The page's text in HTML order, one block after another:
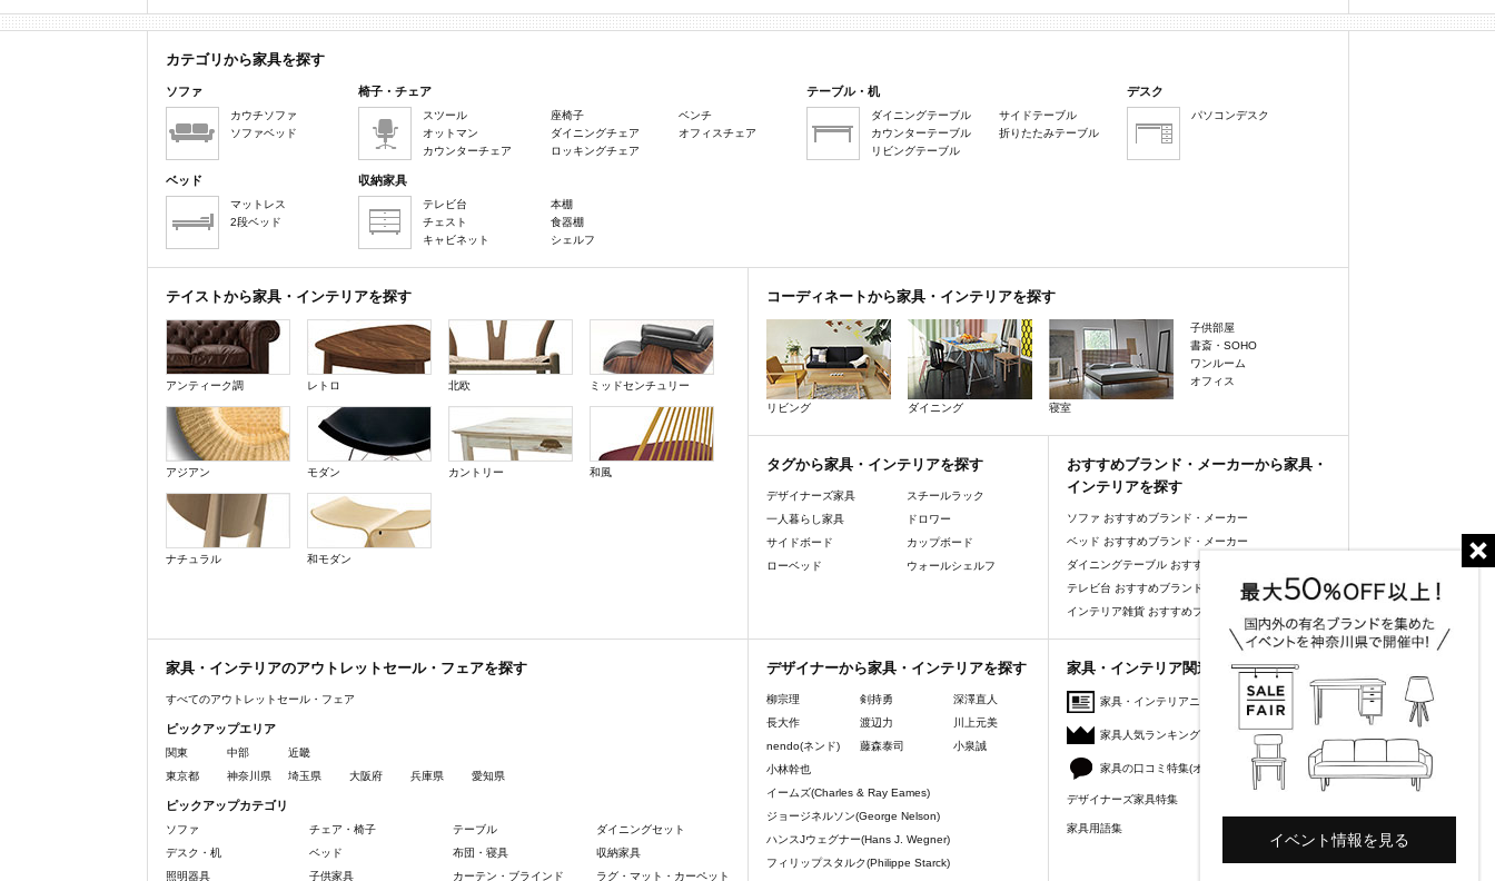
カテゴリから家具を探す
ソファ
カウチソファ
ソファベッド
椅子・チェア
スツール
オットマン
カウンターチェア
座椅子
ダイニングチェア
ロッキングチェア
ベンチ
オフィスチェア
テーブル・机
ダイニングテーブル
カウンターテーブル
リビングテーブル
サイドテーブル
折りたたみテーブル
デスク
パソコンデスク
ベッド
マットレス
2段ベッド
収納家具
テレビ台
チェスト
キャビネット
本棚
食器棚
シェルフ
テイストから家具・インテリアを探す
アンティーク調 レトロ 北欧 ミッドセンチュリー
アジアン モダン カントリー 和風
ナチュラル 和モダン
コーディネートから家具・インテリアを探す
リビング ダイニング 寝室
子供部屋
書斎・SOHO
ワンルーム
オフィス
タグから家具・インテリアを探す
デザイナーズ家具
一人暮らし家具
サイドボード
ローベッド
スチールラック
ドロワー
カップボード
ウォールシェルフ
おすすめブランド・メーカーから家具・
インテリアを探す
ソファ おすすめブランド・メーカー
ベッド おすすめブランド・メーカー
ダイニングテーブル おすすめブランド・メーカー
テレビ台 おすすめブランド・メーカー
インテリア雑貨 おすすめブランド・メーカー
家具・インテリアのアウトレットセール・フェアを探す
すべてのアウトレットセール・フェア
ピックアップエリア
関東 中部
近畿
東京都
神奈川県 埼玉県 大阪府 兵庫県 愛知県
ピックアップカテゴリ
ソファ チェア・椅子 テーブル
ダイニングセット
デスク・机
ベッド 布団・寝具
収納家具
照明器具
子供家具 カーテン・ブラインド ラグ・マット・カーペット
デザイナーから家具・インテリアを探す
柳宗理 剣持勇
深澤直人
長大作
渡辺力
川上元美
nendo(ネンド)
藤森泰司
小泉誠
小林幹也
イームズ(Charles & Ray Eames)
ジョージネルソン(George Nelson)
ハンスJウェグナー(Hans J. Wegner)
フィリップスタルク(Philippe Starck)
家具・インテリア関連コンテンツ
家具・インテリアニュース
家具人気ランキング
家具の口コミ特集(オーナーズレビュー)
デザイナーズ家具特集
家具用語集
イベント情報を見る